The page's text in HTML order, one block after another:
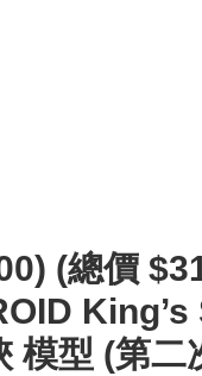
(總價
模型 (第二